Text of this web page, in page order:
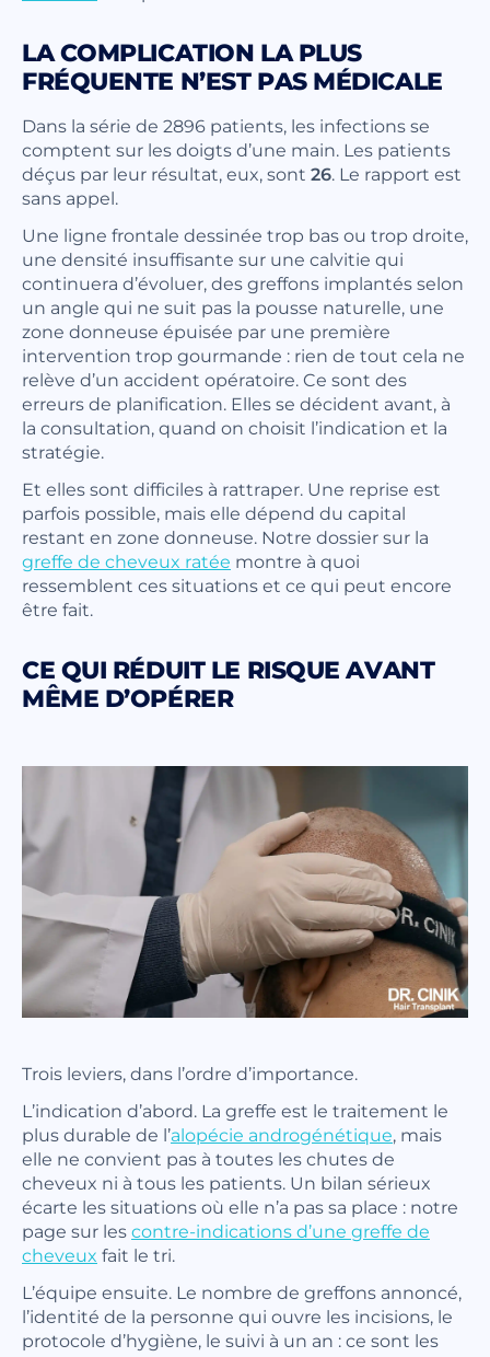
LA COMPLICATION LA PLUS
FRÉQUENTE N’EST PAS MÉDICALE
Dans la série de 2896 patients, les infections se
comptent sur les doigts d’une main. Les patients
déçus par leur résultat, eux, sont 26. Le rapport est
sans appel.
Une ligne frontale dessinée trop bas ou trop droite,
une densité insuffisante sur une calvitie qui
continuera d’évoluer, des greffons implantés selon
un angle qui ne suit pas la pousse naturelle, une
zone donneuse épuisée par une première
intervention trop gourmande : rien de tout cela ne
relève d’un accident opératoire. Ce sont des
erreurs de planification. Elles se décident avant, à
la consultation, quand on choisit l’indication et la
stratégie.
Et elles sont difficiles à rattraper. Une reprise est
parfois possible, mais elle dépend du capital
restant en zone donneuse. Notre dossier sur la
greffe de cheveux ratée montre à quoi
ressemblent ces situations et ce qui peut encore
être fait.
CE QUI RÉDUIT LE RISQUE AVANT
MÊME D’OPÉRER
Trois leviers, dans l’ordre d’importance.
L’indication d’abord. La greffe est le traitement le
plus durable de l’alopécie androgénétique, mais
elle ne convient pas à toutes les chutes de
cheveux ni à tous les patients. Un bilan sérieux
écarte les situations où elle n’a pas sa place : notre
page sur lescontre-indications d’une greffe de
cheveux fait le tri.
L’équipe ensuite. Le nombre de greffons annoncé,
l’identité de la personne qui ouvre les incisions, le
protocole d’hygiène, le suivi à un an : ce sont les